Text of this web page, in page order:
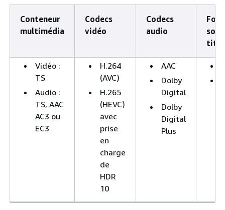
Conteneur
multimédia
Codecs
vidéo
Codecs
audio
Vidéo :
TS
Audio :
TS, AAC
AC3 ou
EC3
H.264
(AVC)
H.265
(HEVC)
avec
prise
en
charge
de
HDR
10
AAC
Dolby
Digital
Dolby
Digital
Plus